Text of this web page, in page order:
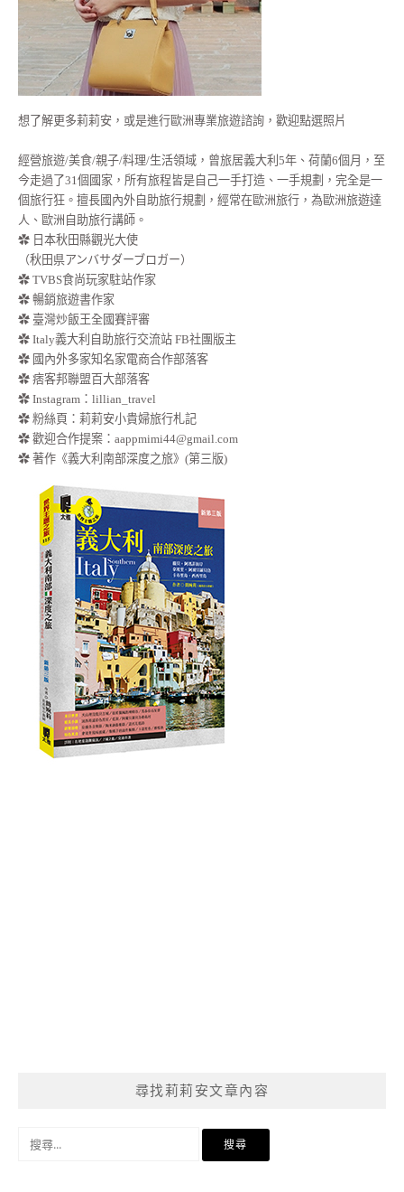
想了解更多莉莉安，或是進行歐洲專業旅遊諮詢，歡迎點選照片
經營旅遊/美食/親子/料理/生活領域，曾旅居義大利5年、荷蘭6個月，至
今走過了31個國家，所有旅程皆是自己一手打造、一手規劃，完全是一
個旅行狂。擅長國內外自助旅行規劃，經常在歐洲旅行，為歐洲旅遊達
人、歐洲自助旅行講師。
✿ 日本秋田縣觀光大使
（秋田県アンバサダーブロガー）
✿ TVBS食尚玩家駐站作家
✿ 暢銷旅遊書作家
✿ 臺灣炒飯王全國賽評審
✿ Italy義大利自助旅行交流站 FB社團版主
✿ 國內外多家知名家電商合作部落客
✿ 痞客邦聯盟百大部落客
✿ Instagram：lillian_travel
✿ 粉絲頁：莉莉安小貴婦旅行札記
✿ 歡迎合作提案： aappmimi44@gmail.com
✿ 著作《義大利南部深度之旅》(第三版)
尋找莉莉安文章內容